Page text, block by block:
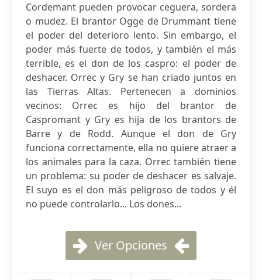
Cordemant pueden provocar ceguera, sordera
o mudez. El brantor Ogge de Drummant tiene
el poder del deterioro lento. Sin embargo, el
poder más fuerte de todos, y también el más
terrible, es el don de los caspro: el poder de
deshacer. Orrec y Gry se han criado juntos en
las Tierras Altas. Pertenecen a dominios
vecinos: Orrec es hijo del brantor de
Caspromant y Gry es hija de los brantors de
Barre y de Rodd. Aunque el don de Gry
funciona correctamente, ella no quiere atraer a
los animales para la caza. Orrec también tiene
un problema: su poder de deshacer es salvaje.
El suyo es el don más peligroso de todos y él
no puede controlarlo... Los dones...
Ver Opciones